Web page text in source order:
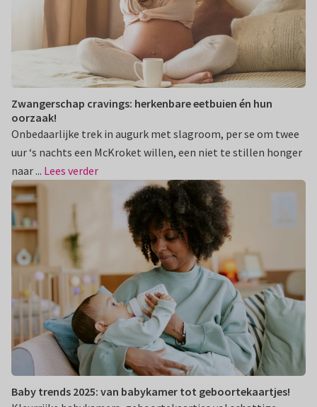
Zwangerschap cravings: herkenbare eetbuien én hun
oorzaak!
Onbedaarlijke trek in augurk met slagroom, per se om twee
uur ‘s nachts een McKroket willen, een niet te stillen honger
naar ... Lees verder
Baby trends 2025: van babykamer tot geboortekaartjes!